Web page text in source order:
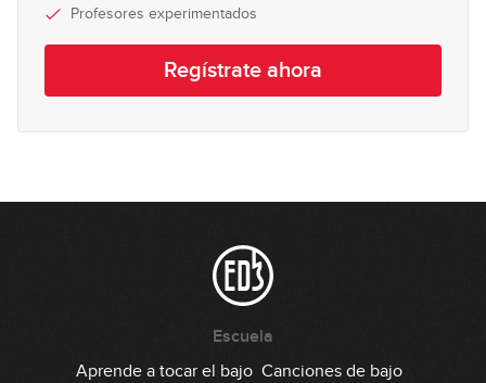
Creación de líneas de bajo con la
fundamental, la tercera y la
quinta
Aproximaciones cromáticas
Profesores experimentados
Regístrate ahora
Escuela
Aprende a tocar el bajo Canciones de bajo